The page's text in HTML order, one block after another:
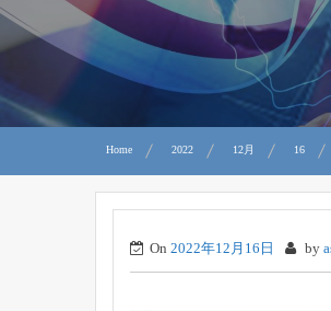
Home 2022 12月 16
On 2022年12月16日 by